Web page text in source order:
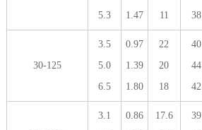
5.3
1.47
11
38
30-125
3.5
5.0
6.5
0.97
1.39
1.80
22
20
18
40
44
42
3.1
0.86
17.6
39